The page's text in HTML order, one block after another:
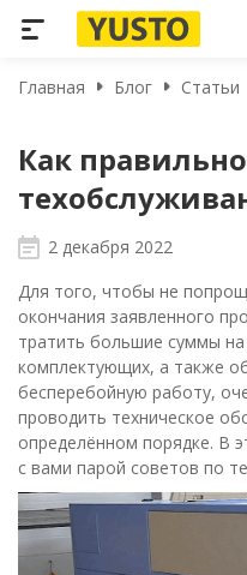
Главная Блог Статьи
Как
2 декабря 2022
Для того, чтобы не
окончания заявленного
тратить большие суммы
комплектующих, а также
бесперебойную работу,
проводить техническое
определённом порядке. В
с вами парой советов по